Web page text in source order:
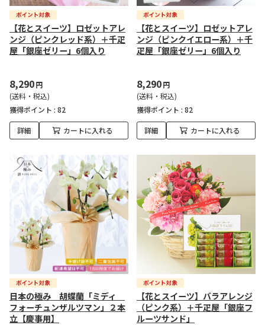
【花とスイーツ】ロゼットアレ
ンジ（ピンクレッド系）＋千疋
屋「銀座ゼリー」6個入り
8,290円
(送料・税込)
獲得ポイント : 82
詳細 カートに入れる
【花とスイーツ】ロゼットアレ
ンジ（ピンクイエロー系）＋千
疋屋「銀座ゼリー」6個入り
8,290円
(送料・税込)
獲得ポイント : 82
詳細 カートに入れる
日本の極み 胡蝶蘭「ミディ
フォーチュンザルツマン」２本
立【慶事用】
【花とスイーツ】バラアレンジ
（ピンク系）＋千疋屋「銀座フ
ルーツサンド」